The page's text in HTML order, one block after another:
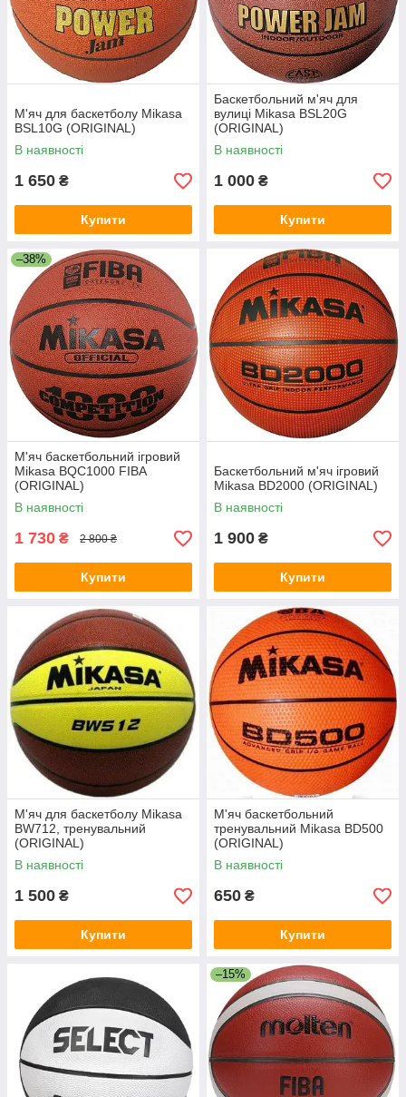
М'яч для баскетболу Mikasa
BSL10G (ORIGINAL)
В наявності
1 650 ₴
Купити
Баскетбольний м'яч для
вулиці Mikasa BSL20G
(ORIGINAL)
В наявності
1 000 ₴
Купити
–38%
М'яч баскетбольний ігровий
Mikasa BQС1000 FIBA
(ORIGINAL)
В наявності
1 730 ₴ 2 800 ₴
Купити
Баскетбольний м'яч ігровий
Mikasa BD2000 (ORIGINAL)
В наявності
1 900 ₴
Купити
М'яч для баскетболу Mikasa
BW712, тренувальний
(ORIGINAL)
В наявності
1 500 ₴
Купити
М'яч баскетбольний
тренувальний Mikasa BD500
(ORIGINAL)
В наявності
650 ₴
Купити
–15%